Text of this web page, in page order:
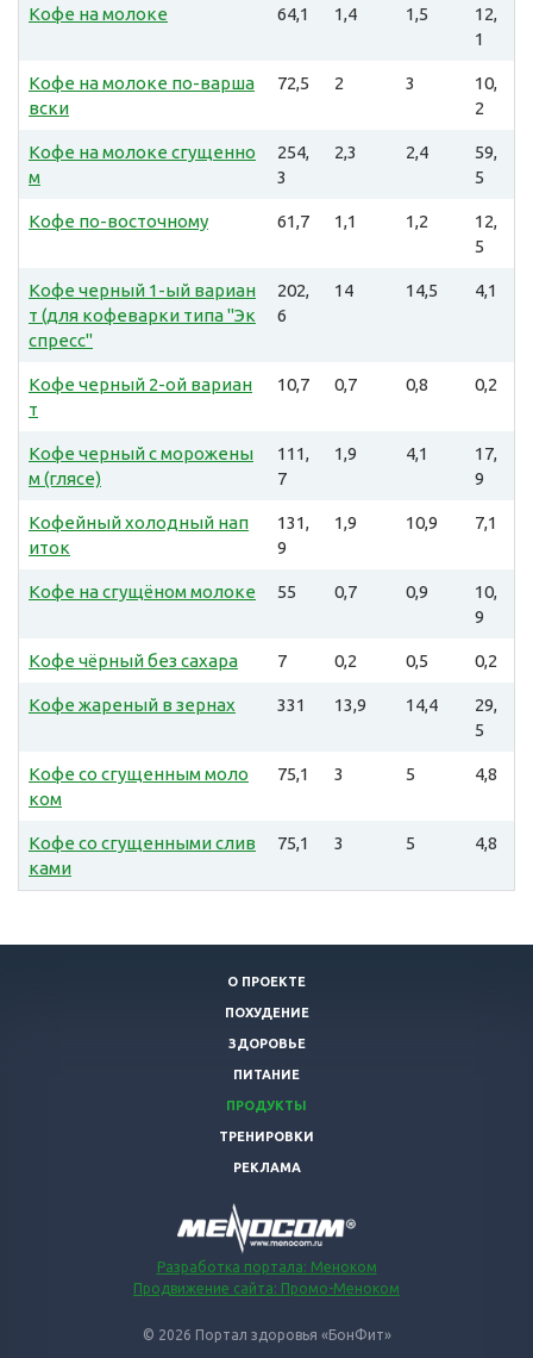
Кофе на молоке 64,1 1,4 1,5
12,
1
Кофе на молоке по-варша
вски
72,5 2 3
10,
2
Кофе на молоке сгущенно
м
254,
3
2,3 2,4
59,
5
Кофе по-восточному 61,7 1,1 1,2
12,
5
Кофе черный 1-ый вариан
т (для кофеварки типа "Эк
спресс"
202,
6
14 14,5 4,1
Кофе черный 2-ой вариан
т
10,7 0,7 0,8 0,2
Кофе черный с морожены
м (глясе)
111,
7
1,9 4,1
17,
9
Кофейный холодный нап
иток
131,
9
1,9 10,9 7,1
Кофе на сгущёном молоке 55 0,7 0,9
10,
9
Кофе чёрный без сахара 7 0,2 0,5 0,2
Кофе жареный в зернах 331 13,9 14,4
29,
5
Кофе со сгущенным моло
ком
75,1 3 5 4,8
Кофе со сгущенными слив
ками
75,1 3 5 4,8
О ПРОЕКТЕ
ПОХУДЕНИЕ
ЗДОРОВЬЕ
ПИТАНИЕ
ПРОДУКТЫ
ТРЕНИРОВКИ
РЕКЛАМА
Разработка портала: Меноком
Продвижение сайта: Промо-Меноком
© 2026 Портал здоровья «БонФит»